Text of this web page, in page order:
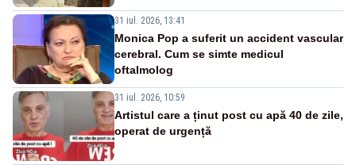
31 iul. 2026, 13:41
Monica Pop a suferit un accident vascular
cerebral. Cum se simte medicul
oftalmolog
31 iul. 2026, 10:59
Artistul care a ținut post cu apă 40 de zile,
operat de urgență